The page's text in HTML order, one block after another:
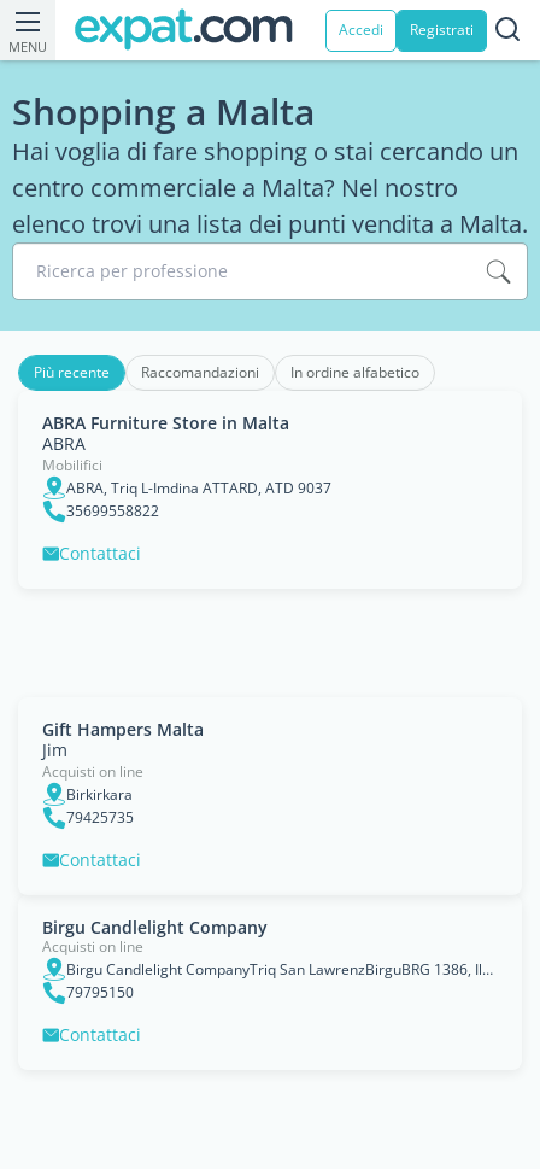
MENU
Accedi Registrati
Shopping a Malta
Hai voglia di fare shopping o stai cercando un
centro commerciale a Malta? Nel nostro
elenco trovi una lista dei punti vendita a Malta.
Ricerca per professione
Più recente Raccomandazioni In ordine alfabetico
ABRA Furniture Store in Malta
ABRA
Mobilifici
ABRA, Triq L-Imdina ATTARD, ATD 9037
35699558822
Contattaci
Gift Hampers Malta
Jim
Acquisti on line
Birkirkara
79425735
Contattaci
Birgu Candlelight Company
Acquisti on line
Birgu Candlelight CompanyTriq San LawrenzBirguBRG 1386, Il-Birgu
79795150
Contattaci